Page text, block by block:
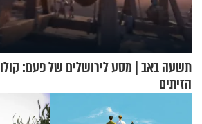
תשעה באב | מסע לירושלים של פעם:
הזיתים